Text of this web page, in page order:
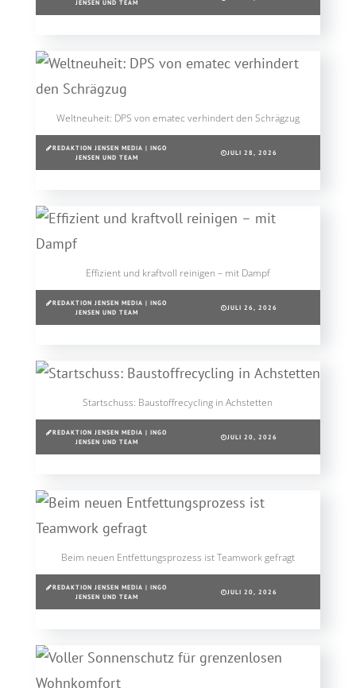
JENSEN UND TEAM
Weltneuheit: DPS von ematec verhindert den Schrägzug
REDAKTION JENSEN MEDIA | INGO
JENSEN UND TEAM
JULI 28, 2026
Effizient und kraftvoll reinigen – mit Dampf
REDAKTION JENSEN MEDIA | INGO
JENSEN UND TEAM
JULI 26, 2026
Startschuss: Baustoffrecycling in Achstetten
REDAKTION JENSEN MEDIA | INGO
JENSEN UND TEAM
JULI 20, 2026
Beim neuen Entfettungsprozess ist Teamwork gefragt
REDAKTION JENSEN MEDIA | INGO
JENSEN UND TEAM
JULI 20, 2026